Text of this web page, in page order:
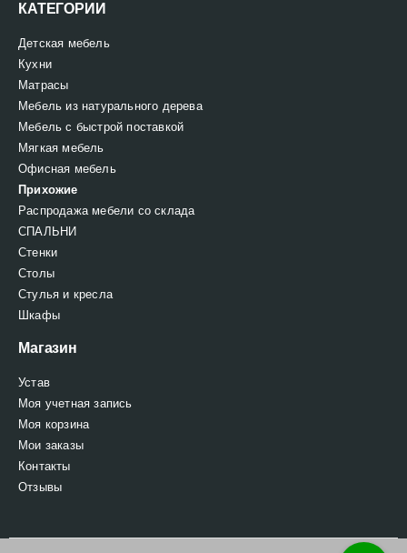
КАТЕГОРИИ
Детская мебель
Кухни
Матрасы
Мебель из натурального дерева
Мебель с быстрой поставкой
Мягкая мебель
Офисная мебель
Прихожие
Распродажа мебели со склада
СПАЛЬНИ
Стенки
Столы
Стулья и кресла
Шкафы
Магазин
Устав
Моя учетная запись
Моя корзина
Мои заказы
Контакты
Отзывы